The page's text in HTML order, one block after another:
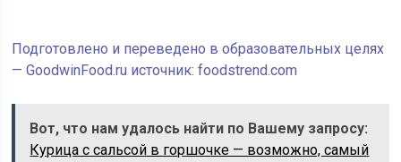
Подготовлено и переведено в образовательных целях
— GoodwinFood.ru источник: foodstrend.com
Вот, что нам удалось найти по Вашему запросу:
Курица с сальсой в горшочке — возможно, самый